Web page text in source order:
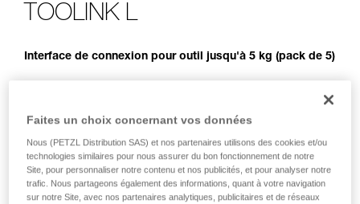
TOOLINK L
Interface de connexion pour outil jusqu'à 5 kg (pack de 5)
hauteur. Son point de connexion ergonomique permet un
clippage et déclippage rapides, pour des manipulations
facilitées.
Faites un choix concernant vos données
Nous (PETZL Distribution SAS) et nos partenaires utilisons des cookies et/ou
technologies similaires pour nous assurer du bon fonctionnement de notre
Site, pour personnaliser notre contenu et nos publicités, et pour analyser notre
trafic. Nous partageons également des informations, quant à votre navigation
sur notre Site, avec nos partenaires analytiques, publicitaires et de réseaux